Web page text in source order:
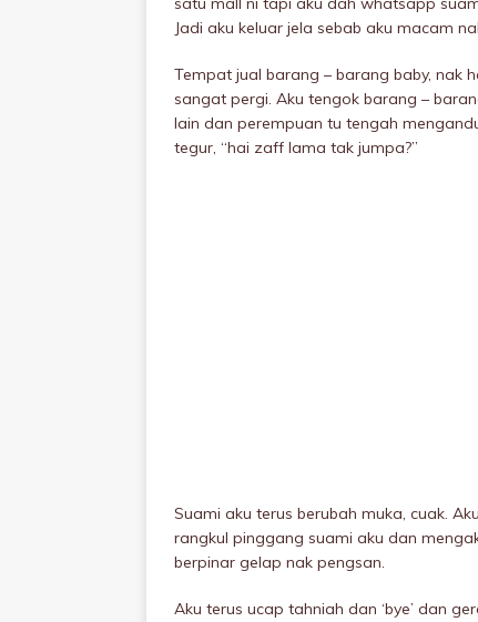
Jadi aku keluar jela sebab aku macam
Tempat jual barang – barang baby, nak
sangat pergi. Aku tengok barang –
lain dan perempuan tu tengah
tegur, “hai zaff lama tak jumpa?”
Suami aku terus berubah muka, cuak.
rangkul pinggang suami aku dan
berpinar gelap nak pengsan.
Aku terus ucap tahniah dan ‘bye’ dan